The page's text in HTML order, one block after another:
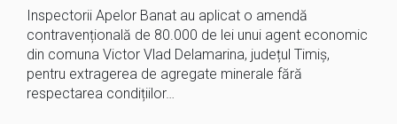
Inspectorii Apelor Banat au aplicat o amendă
contravențională de 80.000 de lei unui agent economic
din comuna Victor Vlad Delamarina, județul Timiș,
pentru extragerea de agregate minerale fără
respectarea condițiilor…